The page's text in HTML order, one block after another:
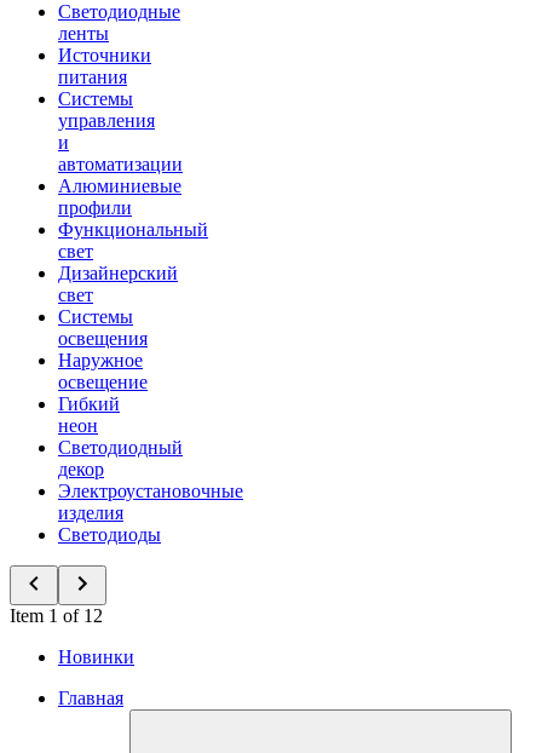
Светодиодные
ленты
Источники
питания
Системы
управления
и
автоматизации
Алюминиевые
профили
Функциональный
свет
Дизайнерский
свет
Системы
освещения
Наружное
освещение
Гибкий
неон
Светодиодный
декор
Электроустановочные
изделия
Светодиоды
Item 1 of 12
Новинки
Главная